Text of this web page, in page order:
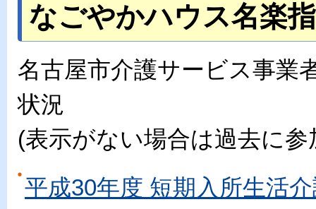
なごやかハウス名楽
名古屋市介護サービス事業
状況
(表示がない場合は過去に
平成30年度 短期入所生活